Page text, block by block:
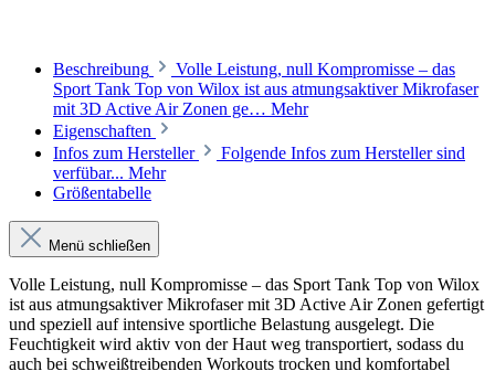
Beschreibung
Volle Leistung, null Kompromisse – das
Sport Tank Top von Wilox ist aus atmungsaktiver Mikrofaser
mit 3D Active Air Zonen ge… Mehr
Eigenschaften
Infos zum Hersteller
Folgende Infos zum Hersteller sind
verfübar... Mehr
Größentabelle
Menü schließen
Volle Leistung, null Kompromisse – das Sport Tank Top von Wilox
ist aus atmungsaktiver Mikrofaser mit 3D Active Air Zonen gefertigt
und speziell auf intensive sportliche Belastung ausgelegt. Die
Feuchtigkeit wird aktiv von der Haut weg transportiert, sodass du
auch bei schweißtreibenden Workouts trocken und komfortabel